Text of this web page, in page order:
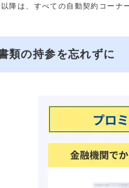
降は、すべての自動契約コーナ
類の持参を忘れずに